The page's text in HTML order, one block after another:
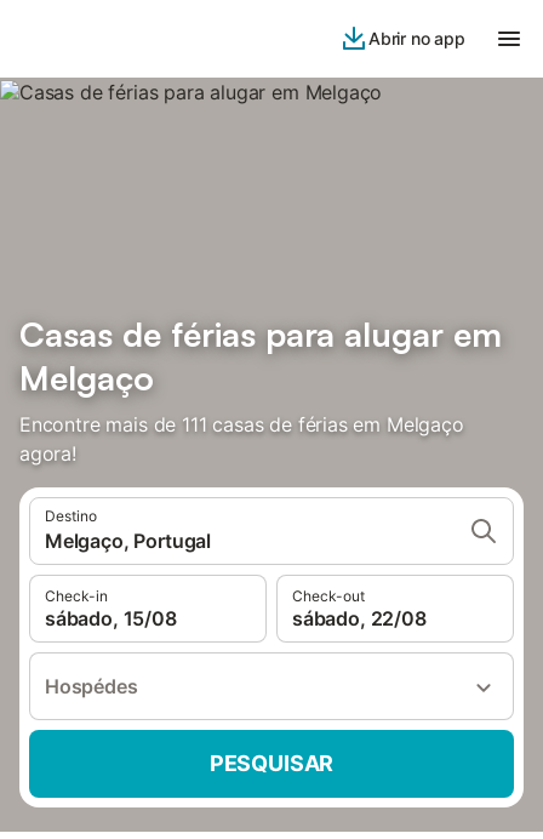
Abrir no app
Casas de férias para alugar em
Melgaço
Encontre mais de 111 casas de férias em Melgaço
agora!
Destino
Melgaço, Portugal
Check-in
sábado, 15/08
Check-out
sábado, 22/08
Hospédes
PESQUISAR